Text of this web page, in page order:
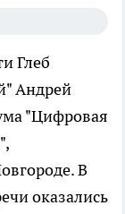
Глеб
Андрей
"Цифровая
В
оказались